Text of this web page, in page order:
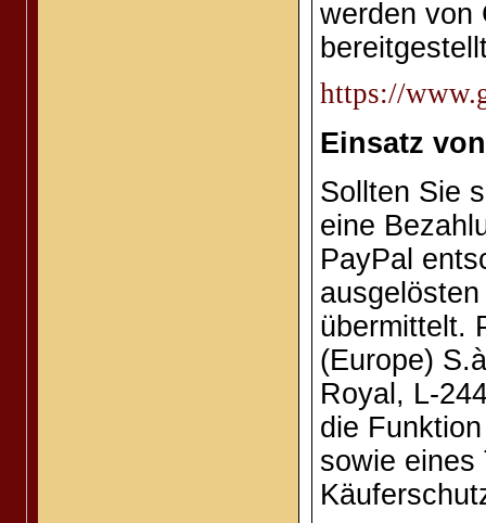
werden von
https://
Einsatz
Sollten Sie
eine
PayPal
übermittelt.
(Europe)
Royal, L-
die
sowie eines